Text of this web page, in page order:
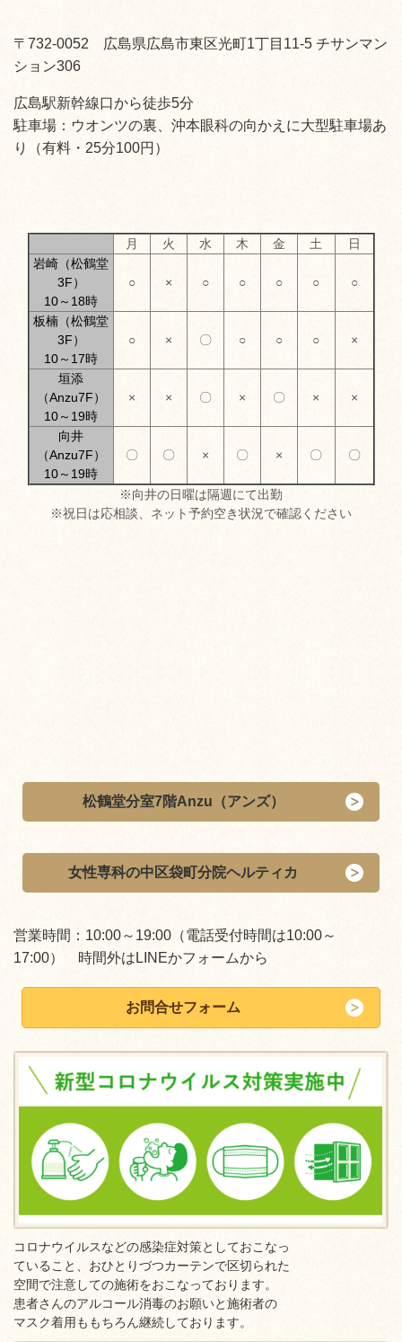
〒732-0052 広島県広島市東区光町1丁目11-5 チサンマン
ション306
広島駅新幹線口から徒歩5分
駐車場：ウオンツの裏、沖本眼科の向かえに大型駐車場あ
り（有料・25分100円）
月 火 水 木 金 土
日
岩崎（松鶴堂
3F）
10～18時
○ × ○ ○ ○ ○ ○
板楠（松鶴堂
3F）
10～17時
○ × 〇 ○ ○ ○ ×
垣添
（Anzu7F）
10～19時
× × 〇 × 〇 × ×
向井
（Anzu7F）
10～19時
〇 〇 × 〇 × 〇 〇
※向井の日曜は隔週にて出勤
※祝日は応相談、ネット予約空き状況で確認ください
松鶴堂分室7階Anzu（アンズ）
女性専科の中区袋町分院ヘルティカ
営業時間：10:00～19:00（電話受付時間は10:00～
17:00） 時間外はLINEかフォームから
お問合せフォーム
コロナウイルスなどの感染症対策としておこなっ
ていること、おひとりづつカーテンで区切られた
空間で注意しての施術をおこなっております。
患者さんのアルコール消毒のお願いと施術者の
マスク着用ももちろん継続しております。